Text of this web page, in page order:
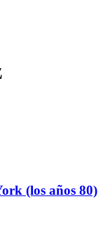
(los años 80)